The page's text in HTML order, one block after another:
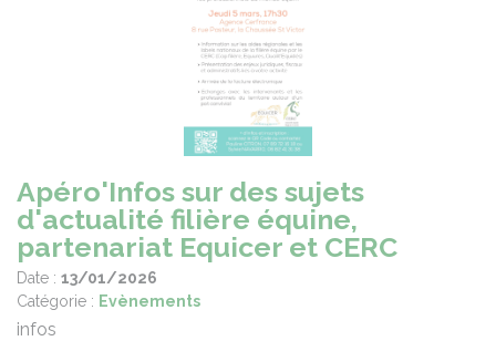
Apéro'Infos sur des sujets
d'actualité filière équine,
partenariat Equicer et CERC
Date : 13/01/2026
Catégorie : Evènements
infos